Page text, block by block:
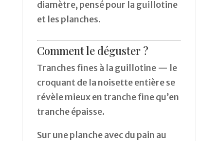
diamètre, pensé pour la guillotine
et les planches.
Comment le déguster ?
Tranches fines à la guillotine — le
croquant de la noisette entière se
révèle mieux en tranche fine qu’en
tranche épaisse.
Sur une planche avec du pain au